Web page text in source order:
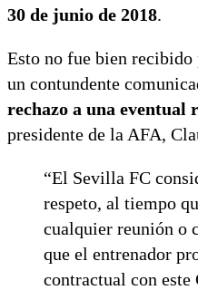
30 de junio de 2018.
Esto no fue bien
un contundente
rechazo a una eventual
presidente de la AFA,
“El Sevilla FC
respeto, al tiempo
cualquier reunión o
que el entrenador
contractual con este